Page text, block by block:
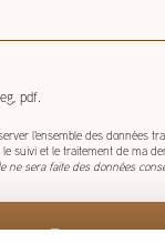
pdf.
l'ensemble des données
suivi et le traitement de ma
ne sera faite des données